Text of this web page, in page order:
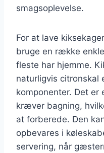
smagsoplevelse.
For at lave
bruge en række
fleste har hjemme.
naturligvis citronskal
komponenter. Det er
kræver bagning,
at forberede. Den
opbevares i
servering, når